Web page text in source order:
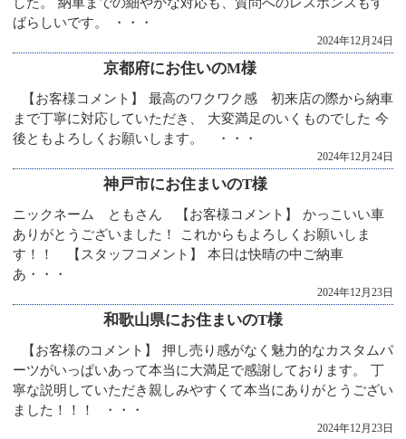
ばらしいです。 ・・・
2024年12月24日
京都府にお住いのM様
【お客様コメント】 最高のワクワク感 初来店の際から納車
まで丁寧に対応していただき、 大変満足のいくものでした 今
後ともよろしくお願いします。 ・・・
2024年12月24日
神戸市にお住まいのT様
ニックネーム ともさん 【お客様コメント】 かっこいい車
ありがとうございました！ これからもよろしくお願いしま
す！！ 【スタッフコメント】 本日は快晴の中ご納車
あ・・・
2024年12月23日
和歌山県にお住まいのT様
【お客様のコメント】 押し売り感がなく魅力的なカスタムパ
ーツがいっぱいあって本当に大満足で感謝しております。 丁
寧な説明していただき親しみやすくて本当にありがとうござい
ました！！！ ・・・
2024年12月23日